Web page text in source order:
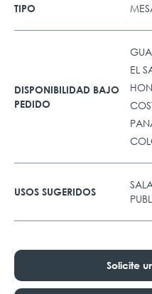
TIPO
DISPONIBILIDAD BAJO
PEDIDO
EL
USOS SUGERIDOS
Solicite